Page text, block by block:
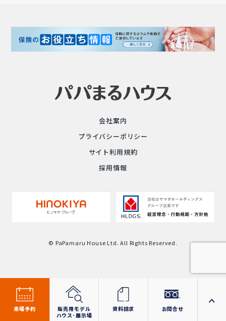
延長決定
会社案内
プライバシーポリシー
サイト利用規約
採用情報
© PaPamaru House Ltd. All Rights Reserved.
来場予約
販売用モデル
ハウス･展示場
資料請求 お問合せ